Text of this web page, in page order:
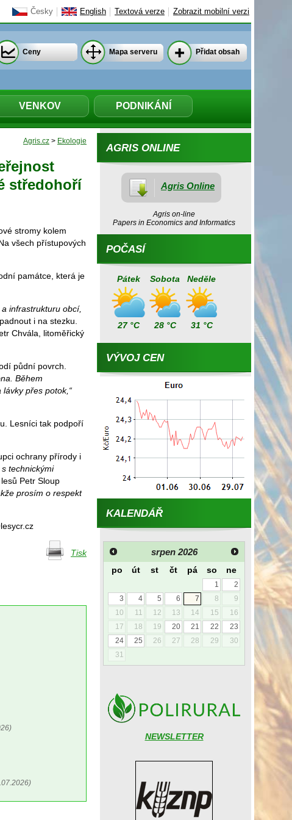
Česky English Textová verze Zobrazit mobilní verzi
VENKOV PODNIKÁNÍ
Ceny Mapa serveru Přidat obsah
Agris.cz > Ekologie
středohoří
stromy kolem
všech přístupových
památce, která je
infrastrukturu obcí,
i na stezku.
Chvála, litoměřický
půdní povrch.
Během
přes potok,“
Lesníci tak podpoří
ochrany přírody i
technickými
Petr Sloup
prosím o respekt
Tisk
AGRIS ONLINE
Agris Online
Agris on-line
Papers in Economics and Informatics
POČASÍ
Pátek
27 °C
Sobota
28 °C
Neděle
31 °C
VÝVOJ CEN
KALENDÁŘ
srpen 2026
po út st čt pá so ne
1
2
3
4 5 6 7 8
9
10
11 12 13 14 15
16
17
18 19 20 21 22
23
24
25 26 27 28 29
30
31
NEWSLETTER